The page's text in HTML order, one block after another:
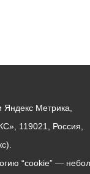
Яндекс Метрика,
119021, Россия,
“cookie” —